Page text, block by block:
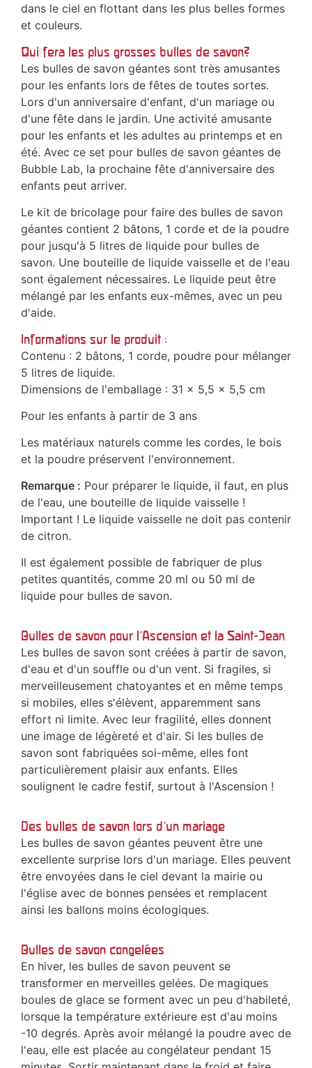
dans le ciel en flottant dans les plus belles formes
et couleurs.
Qui fera les plus grosses bulles de savon?
Les bulles de savon géantes sont très amusantes
pour les enfants lors de fêtes de toutes sortes.
Lors d'un anniversaire d'enfant, d'un mariage ou
d'une fête dans le jardin. Une activité amusante
pour les enfants et les adultes au printemps et en
été. Avec ce set pour bulles de savon géantes de
Bubble Lab, la prochaine fête d'anniversaire des
enfants peut arriver.
Le kit de bricolage pour faire des bulles de savon
géantes contient 2 bâtons, 1 corde et de la poudre
pour jusqu'à 5 litres de liquide pour bulles de
savon. Une bouteille de liquide vaisselle et de l'eau
sont également nécessaires. Le liquide peut être
mélangé par les enfants eux-mêmes, avec un peu
d'aide.
Informations sur le produit :
Contenu : 2 bâtons, 1 corde, poudre pour mélanger
5 litres de liquide.
Dimensions de l'emballage : 31 x 5,5 x 5,5 cm
Pour les enfants à partir de 3 ans
Les matériaux naturels comme les cordes, le bois
et la poudre préservent l'environnement.
Remarque : Pour préparer le liquide, il faut, en plus
de l'eau, une bouteille de liquide vaisselle !
Important ! Le liquide vaisselle ne doit pas contenir
de citron.
Il est également possible de fabriquer de plus
petites quantités, comme 20 ml ou 50 ml de
liquide pour bulles de savon.
Bulles de savon pour l'Ascension et la Saint-Jean
Les bulles de savon sont créées à partir de savon,
d'eau et d'un souffle ou d'un vent. Si fragiles, si
merveilleusement chatoyantes et en même temps
si mobiles, elles s'élèvent, apparemment sans
effort ni limite. Avec leur fragilité, elles donnent
une image de légèreté et d'air. Si les bulles de
savon sont fabriquées soi-même, elles font
particulièrement plaisir aux enfants. Elles
soulignent le cadre festif, surtout à l'Ascension !
Des bulles de savon lors d'un mariage
Les bulles de savon géantes peuvent être une
excellente surprise lors d'un mariage. Elles peuvent
être envoyées dans le ciel devant la mairie ou
l'église avec de bonnes pensées et remplacent
ainsi les ballons moins écologiques.
Bulles de savon congelées
En hiver, les bulles de savon peuvent se
transformer en merveilles gelées. De magiques
boules de glace se forment avec un peu d'habileté,
lorsque la température extérieure est d'au moins
-10 degrés. Après avoir mélangé la poudre avec de
l'eau, elle est placée au congélateur pendant 15